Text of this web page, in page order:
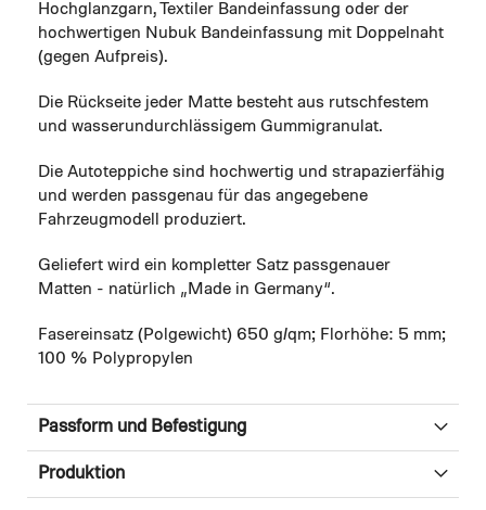
Hochglanzgarn, Textiler Bandeinfassung oder der
hochwertigen Nubuk Bandeinfassung mit Doppelnaht
(gegen Aufpreis).
Die Rückseite jeder Matte besteht aus rutschfestem
und wasserundurchlässigem Gummigranulat.
Die Autoteppiche sind hochwertig und strapazierfähig
und werden passgenau für das angegebene
Fahrzeugmodell produziert.
Geliefert wird ein kompletter Satz passgenauer
Matten - natürlich „Made in Germany“.
Fasereinsatz (Polgewicht) 650 g/qm; Florhöhe: 5 mm;
100 % Polypropylen
Passform und Befestigung
Produktion